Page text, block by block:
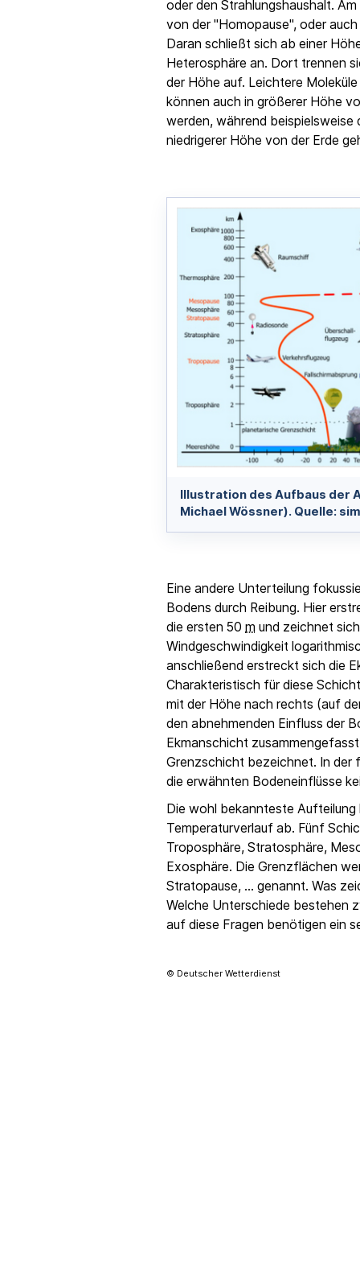
oder den Strahlungshaushalt.
von der "Homopause", oder
Daran schließt sich ab einer
Heterosphäre an. Dort trennen
der Höhe auf. Leichtere Moleküle
können auch in größerer Höhe
werden, während
niedrigerer Höhe von der Erde
Illustration des Aufbaus der
Michael Wössner). Quelle:
Eine andere Unterteilung
Bodens durch Reibung. Hier
die ersten 50 m und zeichnet
Windgeschwindigkeit
anschließend erstreckt sich die
Charakteristisch für diese
mit der Höhe nach rechts (auf
den abnehmenden Einfluss der
Ekmanschicht
Grenzschicht bezeichnet. In der
die erwähnten Bodeneinflüsse
Die wohl bekannteste
Temperaturverlauf ab. Fünf
Troposphäre, Stratosphäre,
Exosphäre. Die Grenzflächen
Stratopause, ... genannt. Was
Welche Unterschiede bestehen
auf diese Fragen benötigen ein
© Deutscher Wetterdienst